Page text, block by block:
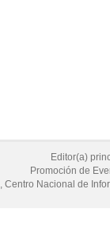
Editor(a)
Promoción de
, Centro Nacional de